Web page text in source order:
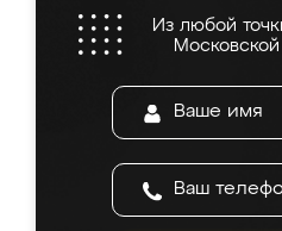
Из любой